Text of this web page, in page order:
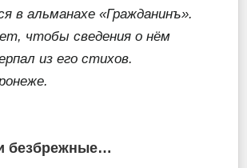
в альманахе «Гражданинъ».
чтобы сведения о нём
из его стихов.
безбрежные…